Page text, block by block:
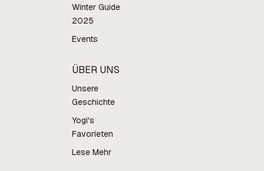
Winter Guide
2025
Events
ÜBER UNS
Unsere
Geschichte
Yogi's
Favorieten
Lese Mehr